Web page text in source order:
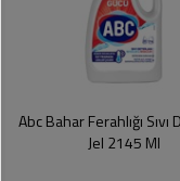
Abc Bahar Ferahlığı Sıvı
Jel 2145 Ml